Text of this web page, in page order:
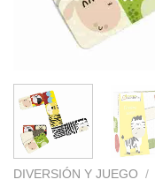
DIVERSIÓN Y JUEGO /